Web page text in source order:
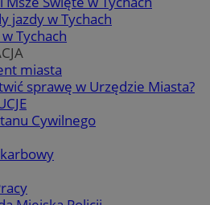
jazdy w Tychach
Tychach
miasta
sprawę w Urzędzie Miasta?
Cywilnego